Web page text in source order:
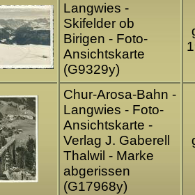
Langwies -
Skifelder ob
Birigen - Foto-
Ansichtskarte
(G9329y)
Chur-Arosa-Bahn -
Langwies - Foto-
Ansichtskarte -
Verlag J. Gaberell
Thalwil - Marke
abgerissen
(G17968y)